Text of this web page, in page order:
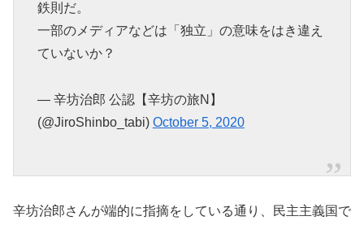
鉄則だ。
一部のメディアなどは「独立」の意味をはき違え
ていないか？
— 辛坊治郎 公認【辛坊の旅N】
(@JiroShinbo_tabi) October 5, 2020
辛坊治郎さんが端的に指摘をしている通り、民主主義国で